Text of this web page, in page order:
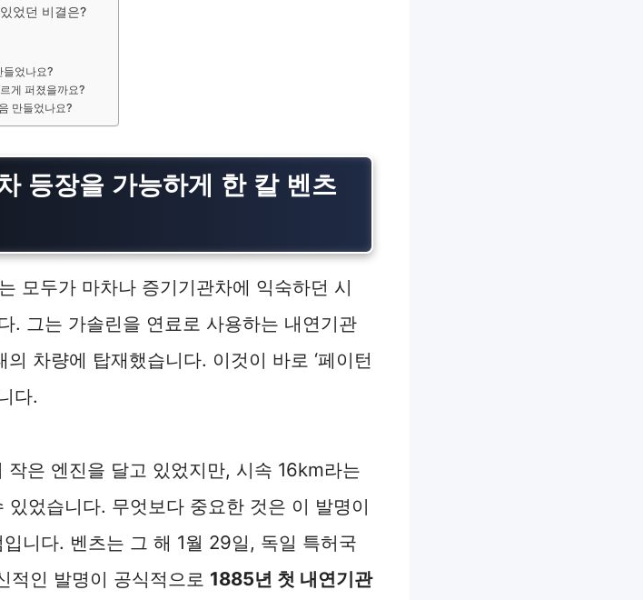
었던 비결은?
들었나요?
게 퍼졌을까요?
만들었나요?
등장을 가능하게 한 칼 벤츠
모두가 마차나 증기기관차에 익숙하던 시
. 그는 가솔린을 연료로 사용하는 내연기관
차량에 탑재했습니다. 이것이 바로 ‘페이턴
다.
은 엔진을 달고 있었지만, 시속 16km라는
었습니다. 무엇보다 중요한 것은 이 발명이
니다. 벤츠는 그 해 1월 29일, 독일 특허국
인 발명이 공식적으로 1885년 첫 내연기관